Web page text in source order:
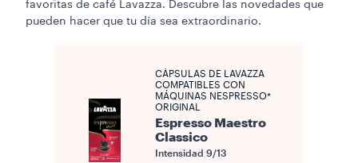
favoritas de café Lavazza. Descubre las novedades que
pueden hacer que tu día sea extraordinario.
CÁPSULAS DE LAVAZZA
COMPATIBLES CON
MÁQUINAS NESPRESSO*
ORIGINAL
Espresso Maestro
Classico
Intensidad 9/13